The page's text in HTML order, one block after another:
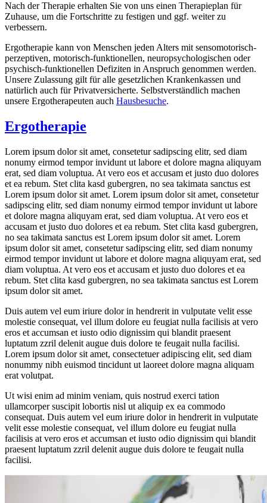
Nach der Therapie erhalten Sie von uns einen Therapieplan für
Zuhause, um die Fortschritte zu festigen und ggf. weiter zu
verbessern.
Ergotherapie kann von Menschen jeden Alters mit sensomotorisch-
perzeptiven, motorisch-funktionellen, neuropsychologischen oder
psychisch-funktionellen Defiziten in Anspruch genommen werden.
Unsere Zulassung gilt für alle gesetzlichen Krankenkassen und
natürlich auch für Privatversicherte. Selbstverständlich machen
unsere Ergotherapeuten auch Hausbesuche.
Ergotherapie
Lorem ipsum dolor sit amet, consetetur sadipscing elitr, sed diam
nonumy eirmod tempor invidunt ut labore et dolore magna aliquyam
erat, sed diam voluptua. At vero eos et accusam et justo duo dolores
et ea rebum. Stet clita kasd gubergren, no sea takimata sanctus est
Lorem ipsum dolor sit amet. Lorem ipsum dolor sit amet, consetetur
sadipscing elitr, sed diam nonumy eirmod tempor invidunt ut labore
et dolore magna aliquyam erat, sed diam voluptua. At vero eos et
accusam et justo duo dolores et ea rebum. Stet clita kasd gubergren,
no sea takimata sanctus est Lorem ipsum dolor sit amet. Lorem
ipsum dolor sit amet, consetetur sadipscing elitr, sed diam nonumy
eirmod tempor invidunt ut labore et dolore magna aliquyam erat, sed
diam voluptua. At vero eos et accusam et justo duo dolores et ea
rebum. Stet clita kasd gubergren, no sea takimata sanctus est Lorem
ipsum dolor sit amet.
Duis autem vel eum iriure dolor in hendrerit in vulputate velit esse
molestie consequat, vel illum dolore eu feugiat nulla facilisis at vero
eros et accumsan et iusto odio dignissim qui blandit praesent
luptatum zzril delenit augue duis dolore te feugait nulla facilisi.
Lorem ipsum dolor sit amet, consectetuer adipiscing elit, sed diam
nonummy nibh euismod tincidunt ut laoreet dolore magna aliquam
erat volutpat.
Ut wisi enim ad minim veniam, quis nostrud exerci tation
ullamcorper suscipit lobortis nisl ut aliquip ex ea commodo
consequat. Duis autem vel eum iriure dolor in hendrerit in vulputate
velit esse molestie consequat, vel illum dolore eu feugiat nulla
facilisis at vero eros et accumsan et iusto odio dignissim qui blandit
praesent luptatum zzril delenit augue duis dolore te feugait nulla
facilisi.